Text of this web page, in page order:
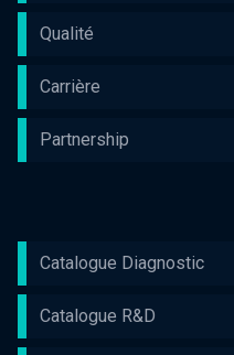
Qualité
Carrière
Partnership
Catalogue Diagnostic
Catalogue R&D